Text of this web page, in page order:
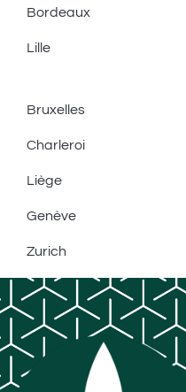
Bordeaux
Lille
Bruxelles
Charleroi
Liège
Genève
Zurich